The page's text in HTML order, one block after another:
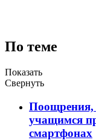
По теме
Показать
Свернуть
Поощрения,
учащимся
смартфонах